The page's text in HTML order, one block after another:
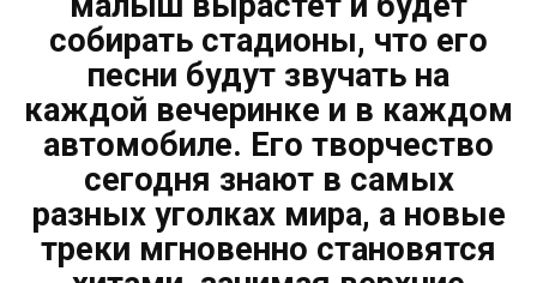
собирать стадионы, что его
песни будут звучать на
каждой вечеринке и в каждом
автомобиле. Его творчество
сегодня знают в самых
разных уголках мира, а новые
треки мгновенно становятся